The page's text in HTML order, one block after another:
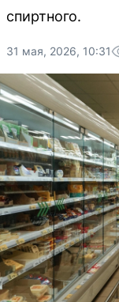
спиртного.
31 мая, 2026, 10:31